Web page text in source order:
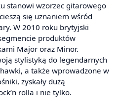
stanowi wzorzec gitarowego
się uznaniem wśród
W 2010 roku brytyjski
produktów
Major oraz Minor.
stylistyką do legendarnych
a także wprowadzone w
zyskały dużą
rolla i nie tylko.